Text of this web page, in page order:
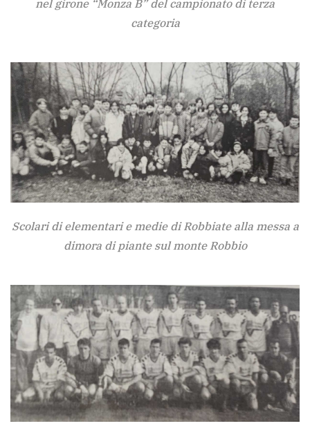
nel girone “Monza B” del campionato di terza
categoria
Scolari di elementari e medie di Robbiate alla messa a
dimora di piante sul monte Robbio